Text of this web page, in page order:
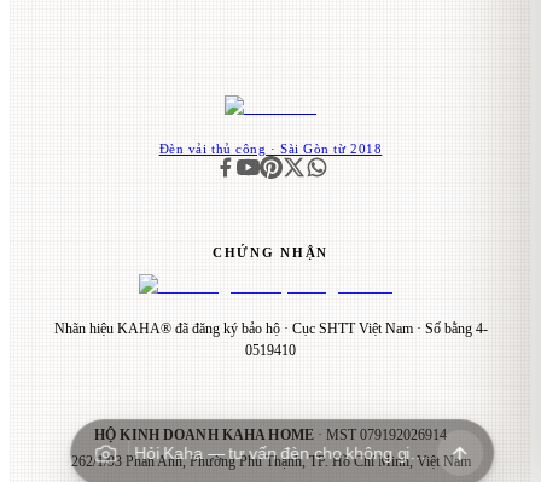
Đèn vải thủ công · Sài Gòn từ 2018
CHỨNG NHẬN
Nhãn hiệu KAHA® đã đăng ký bảo hộ · Cục SHTT Việt Nam · Số bằng 4-
0519410
HỘ KINH DOANH KAHA HOME· MST 079192026914
262/1/93 Phan Anh, Phường Phú Thạnh, TP. Hồ Chí Minh, Việt Nam
Hỏi Kaha — tư vấn đèn cho không gian…